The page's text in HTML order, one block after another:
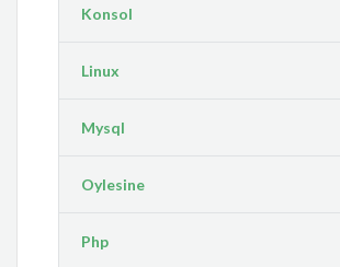
Konsol
Linux
Mysql
Oylesine
Php